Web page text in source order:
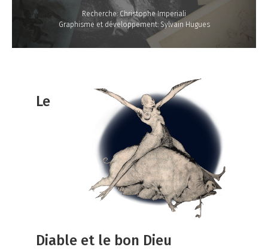
Recherche: Christophe Imperiali
Graphisme et développement: Sylvain Hugues
Le
Diable et le bon Dieu